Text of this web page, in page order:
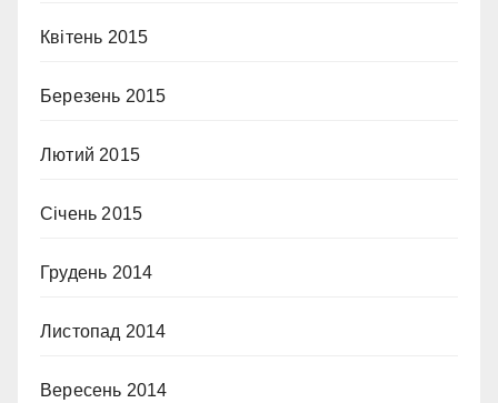
Квітень 2015
Березень 2015
Лютий 2015
Січень 2015
Грудень 2014
Листопад 2014
Вересень 2014